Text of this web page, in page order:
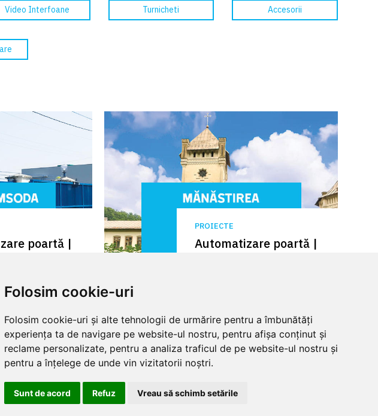
Folosim cookie-uri
Folosim cookie-uri și alte tehnologii de urmărire pentru a îmbunătăți
experiența ta de navigare pe website-ul nostru, pentru afișa conținut și
reclame personalizate, pentru a analiza traficul de pe website-ul nostru și
pentru a înțelege de unde vin vizitatorii noștri.
Sunt de acord Refuz Vreau să schimb setările
Video Interfoane Turnicheti Accesorii
poartă |
|
PROIECTE
Automatizare poartă |
Suport
Lista preturi
Certificate
Informatii legale
Politica de confidentialitate